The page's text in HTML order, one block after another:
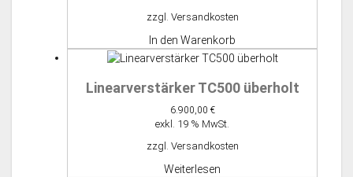
65,00 €35,00 €.
zzgl. Versandkosten
In den Warenkorb
Linearverstärker TC500 überholt
6.900,00 €
exkl. 19 % MwSt.
zzgl. Versandkosten
Weiterlesen